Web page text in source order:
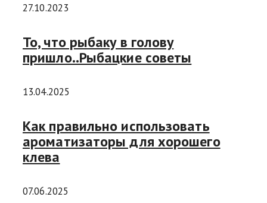
27.10.2023
То, что рыбаку в голову
пришло..Рыбацкие советы
13.04.2025
Как правильно использовать
ароматизаторы для хорошего
клева
07.06.2025